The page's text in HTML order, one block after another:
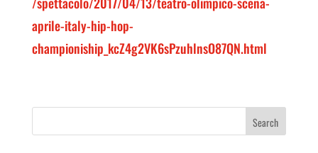
aprile-italy-hip-hop-
championiship_kcZ4g2VK6sPzuhlnsO87QN.html